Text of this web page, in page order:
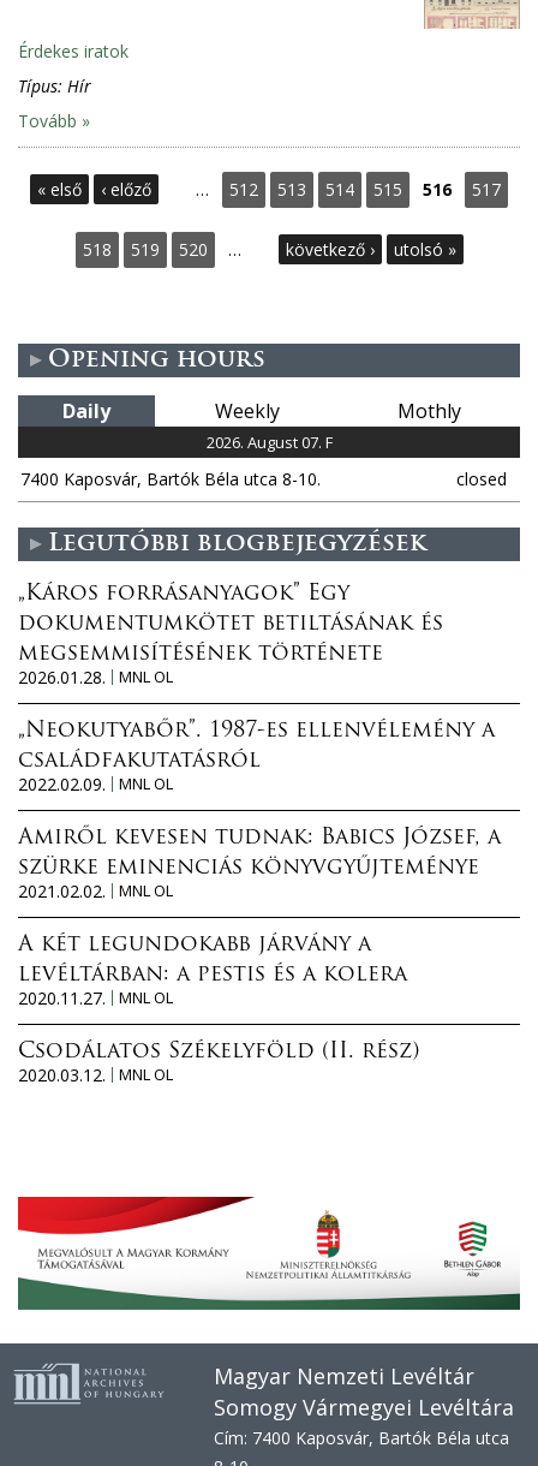
Érdekes iratok
Típus: Hír
Tovább »
P
e
s
« első ‹ előző … 512 513 514 515 516 517
518 519 520 … következő › utolsó »
Opening hours
Daily Weekly Mothly
2026. August 07. F
7400 Kaposvár, Bartók Béla utca 8-10. closed
Legutóbbi blogbejegyzések
„Káros forrásanyagok” Egy
dokumentumkötet betiltásának és
megsemmisítésének története
2026.01.28.
MNL OL
„Neokutyabőr”. 1987-es ellenvélemény a
családfakutatásról
2022.02.09.
MNL OL
Amiről kevesen tudnak: Babics József, a
szürke eminenciás könyvgyűjteménye
2021.02.02.
MNL OL
A két legundokabb járvány a
levéltárban: a pestis és a kolera
2020.11.27.
MNL OL
Csodálatos Székelyföld (II. rész)
2020.03.12.
MNL OL
Magyar Nemzeti Levéltár
Somogy Vármegyei Levéltára
Cím: 7400 Kaposvár, Bartók Béla utca